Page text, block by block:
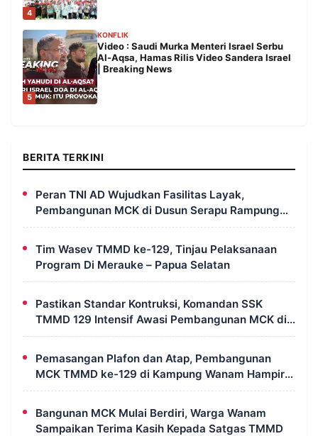
4
5
KONFLIK
Video : Saudi Murka Menteri Israel Serbu
Al-Aqsa, Hamas Rilis Video Sandera Israel
| Breaking News
BERITA TERKINI
Peran TNI AD Wujudkan Fasilitas Layak,
Pembangunan MCK di Dusun Serapu Rampung
Dikerjakan
Tim Wasev TMMD ke-129, Tinjau Pelaksanaan
Program Di Merauke – Papua Selatan
Pastikan Standar Kontruksi, Komandan SSK
TMMD 129 Intensif Awasi Pembangunan MCK di
Wanam
Pemasangan Plafon dan Atap, Pembangunan
MCK TMMD ke-129 di Kampung Wanam Hampir
Rampung
Bangunan MCK Mulai Berdiri, Warga Wanam
Sampaikan Terima Kasih Kepada Satgas TMMD